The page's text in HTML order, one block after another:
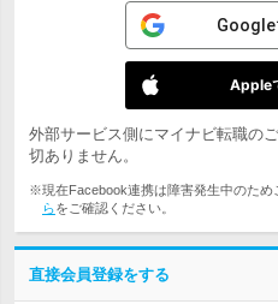
Google
Apple
外部サービス側にマイナビ転職の
切ありません。
※現在Facebook連携は障害発生中のため
らをご確認ください。
直接会員登録をする